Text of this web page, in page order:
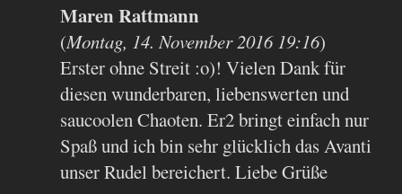
Maren Rattmann
(Montag, 14. November 2016 19:16)
Erster ohne Streit :o)! Vielen Dank für
diesen wunderbaren, liebenswerten und
saucoolen Chaoten. Er2 bringt einfach nur
Spaß und ich bin sehr glücklich das Avanti
unser Rudel bereichert. Liebe Grüße